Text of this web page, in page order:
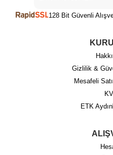
128 Bit Güvenli
Gizlilik &
Mesafeli
ETK